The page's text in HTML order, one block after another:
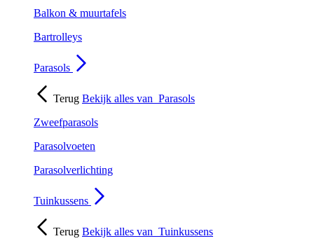
Balkon & muurtafels
Bartrolleys
Parasols
Terug Bekijk alles van Parasols
Zweefparasols
Parasolvoeten
Parasolverlichting
Tuinkussens
Terug Bekijk alles van Tuinkussens